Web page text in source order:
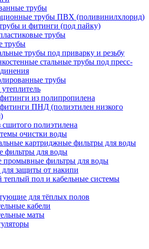
трубы
трубы ПВХ (поливинилхлорид)
и фитинги (под пайку)
трубы
трубы
трубы под приварку и резьбу
стальные трубы под пресс-
трубы
из полипропилена
ПНД (полиэтилен низкого
полиэтилена
очистки воды
картриджные фильтры для воды
фильтры для воды
промывные фильтры для воды
защиты от накипи
теплый пол и кабельные системы
для тёплых полов
кабели
маты